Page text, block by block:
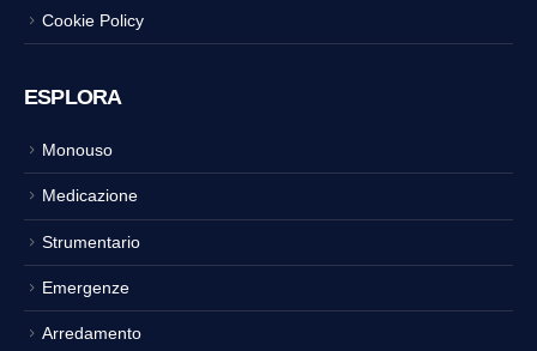
Cookie Policy
ESPLORA
Monouso
Medicazione
Strumentario
Emergenze
Arredamento